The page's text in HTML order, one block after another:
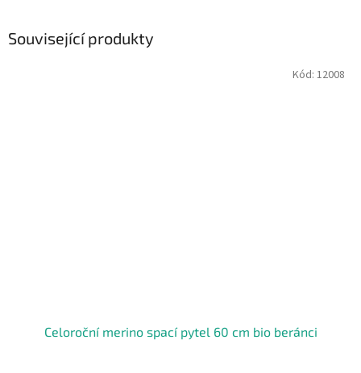
Související produkty
Celoroční merino spací pytel 60 cm bio beránci
Kód: 12008